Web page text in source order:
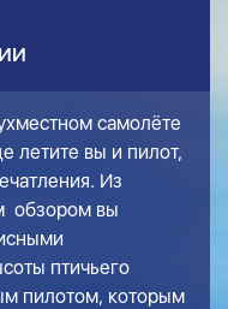
самолёте
летите вы и пилот,
Из
обзором вы
птичьего
пилотом, которым